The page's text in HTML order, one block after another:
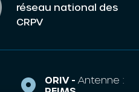
réseau national des
CRPV
ORIV - Antenne :